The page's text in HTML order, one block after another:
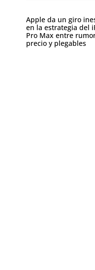
Apple da un giro
en la estrategia del
Pro Max entre
precio y plegables